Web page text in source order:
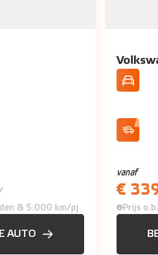
& 5.000 km/pj
AUTO
vanaf
€
Prijs